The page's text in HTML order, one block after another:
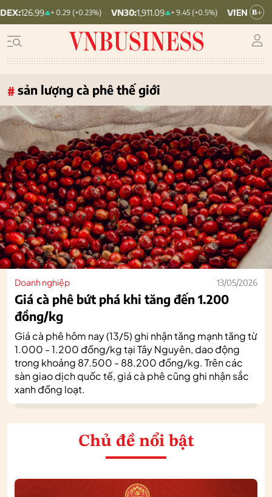
+ 0.29 (+0.23%) VN30:1,911.09 + 9.45 (+0.5%) VNINDEX:1,768.06
# sản lượng cà phê thế giới
Doanh nghiệp 13/05/2026
Giá cà phê bứt phá khi tăng đến 1.200
đồng/kg
Giá cà phê hôm nay (13/5) ghi nhận tăng mạnh tăng từ
1.000 - 1.200 đồng/kg tại Tây Nguyên, dao động
trong khoảng 87.500 - 88.200 đồng/kg. Trên các
sàn giao dịch quốc tế, giá cà phê cũng ghi nhận sắc
xanh đồng loạt.
Chủ đề nổi bật